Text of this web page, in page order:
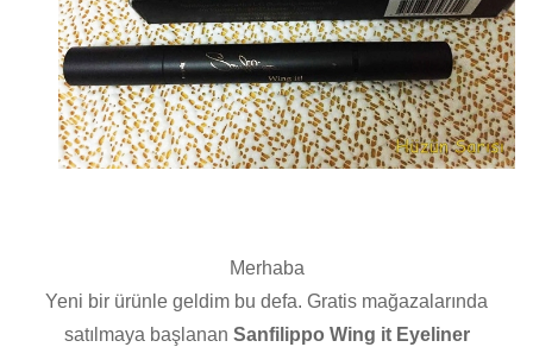
Merhaba
Yeni bir ürünle geldim bu defa. Gratis mağazalarında
satılmaya başlanan Sanfilippo Wing it Eyeliner